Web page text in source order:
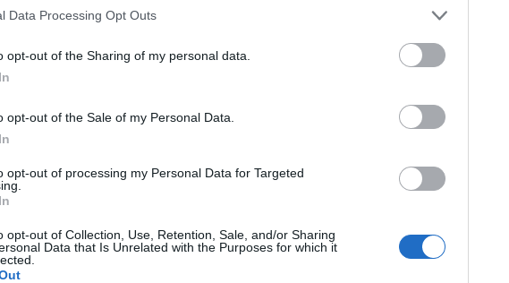
Data Processing Opt Outs
opt-out of the Sharing of my personal data.
opt-out of the Sale of my Personal Data.
opt-out of processing my Personal Data for Targeted
opt-out of Collection, Use, Retention, Sale, and/or Sharing
Data that Is Unrelated with the Purposes for which it
αφήσει πίσω μου το συμβάν με τον
Μητσοτάκης , με τον πρωθυπουργό να αναφέρεται
την οικονομία της χώρας μας και το μεταναστευτικό.
για το τανγκό » τόνισε ο πρωθυπουργός Κυριάκος
ομολόγου του Ρίσι Σούνακ να ακυρώσει την